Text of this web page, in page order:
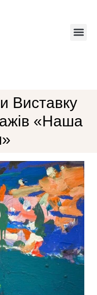
Виставку
«Наша